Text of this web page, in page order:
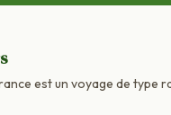
est un voyage de type